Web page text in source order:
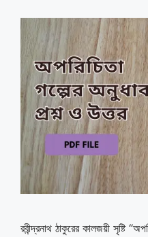
রবীন্দ্রনাথ ঠাকুরের কালজয়ী সৃষ্টি